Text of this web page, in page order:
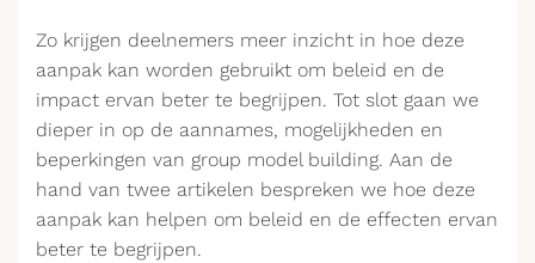
Zo krijgen deelnemers meer inzicht in hoe deze
aanpak kan worden gebruikt om beleid en de
impact ervan beter te begrijpen. Tot slot gaan we
dieper in op de aannames, mogelijkheden en
beperkingen van group model building. Aan de
hand van twee artikelen bespreken we hoe deze
aanpak kan helpen om beleid en de effecten ervan
beter te begrijpen.